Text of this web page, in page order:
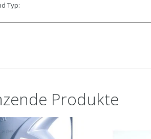
Typ:
Produkte